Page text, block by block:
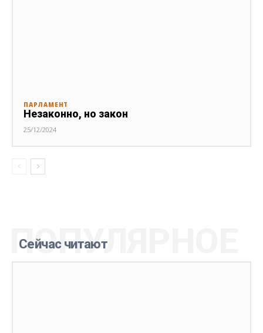
ПАРЛАМЕНТ
Незаконно, но закон
25/12/2024
Сейчас читают
ПОПУЛЯРНОЕ